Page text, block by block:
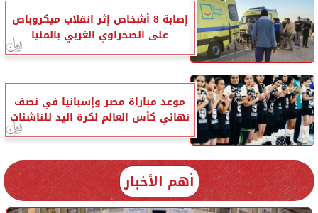
إصابة 8 أشخاص إثر انقلاب ميكروباص
على الصحراوي الغربي بالمنيا
موعد مباراة مصر وإسبانيا في نصف
نهائي كأس العالم لكرة اليد للناشئات
أهم الأخبار